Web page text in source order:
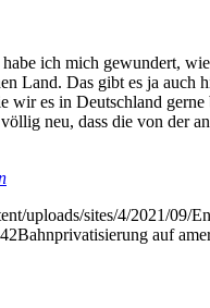
ich mich gewundert,
Land. Das gibt es ja
wir es in Deutschland
neu, dass die von der
uploads/sites/4/2021/09/
Bahnprivatisierung auf